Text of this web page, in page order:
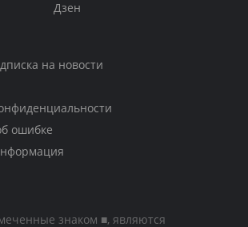
Дзен
на новости
ошибке
знаком ■, являются